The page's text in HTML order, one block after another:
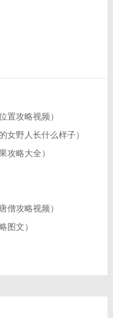
置攻略视频）
女野人长什么样子）
攻略大全）
僧攻略视频）
图文）